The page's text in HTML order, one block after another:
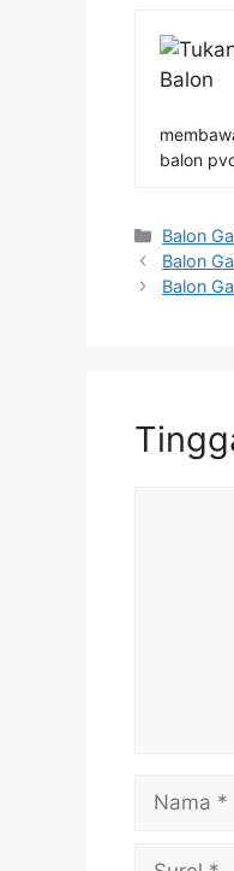
balon
Kategori
Balon
Balon
Balon
Nama
Surel